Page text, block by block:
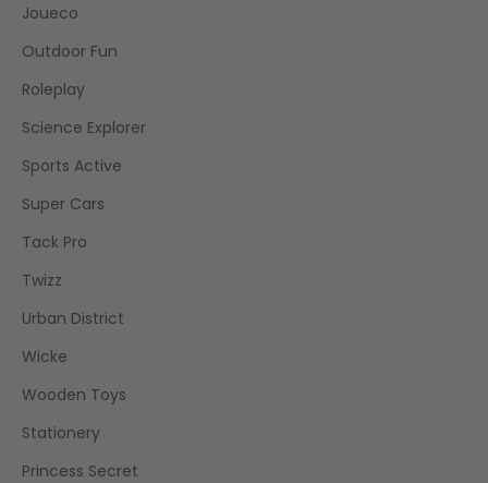
Joueco
Outdoor Fun
Roleplay
Science Explorer
Sports Active
Super Cars
Tack Pro
Twizz
Urban District
Wicke
Wooden Toys
Stationery
Princess Secret